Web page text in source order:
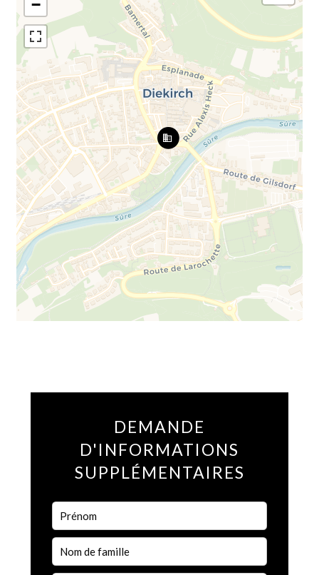
−
DEMANDE
D'INFORMATIONS
SUPPLÉMENTAIRES